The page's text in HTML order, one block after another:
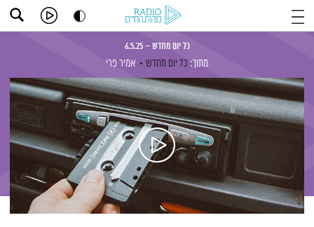
כל יום מחדש – 6.5.25
מתוך: כל יום מחדש אמיר פרי